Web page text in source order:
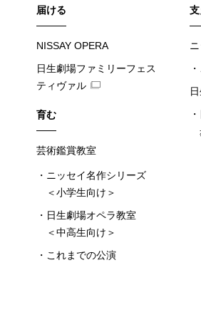
届ける
NISSAY OPERA
日生劇場ファミリーフェス
ティヴァル
育む
芸術鑑賞教室
ニッセイ名作シリーズ
＜小学生向け＞
日生劇場オペラ教室
＜中高生向け＞
これまでの公演